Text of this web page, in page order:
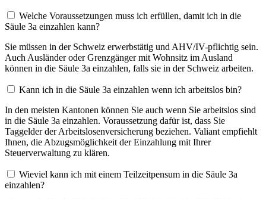
Welche Voraussetzungen muss ich erfüllen, damit ich in die
Säule 3a einzahlen kann?
Sie müssen in der Schweiz erwerbstätig und AHV/IV-pflichtig sein.
Auch Ausländer oder Grenzgänger mit Wohnsitz im Ausland
können in die Säule 3a einzahlen, falls sie in der Schweiz arbeiten.
Kann ich in die Säule 3a einzahlen wenn ich arbeitslos bin?
In den meisten Kantonen können Sie auch wenn Sie arbeitslos sind
in die Säule 3a einzahlen. Voraussetzung dafür ist, dass Sie
Taggelder der Arbeitslosenversicherung beziehen. Valiant empfiehlt
Ihnen, die Abzugsmöglichkeit der Einzahlung mit Ihrer
Steuerverwaltung zu klären.
Wieviel kann ich mit einem Teilzeitpensum in die Säule 3a
einzahlen?